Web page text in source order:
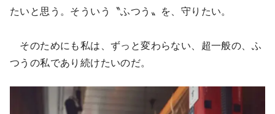
たいと思う。そういう〝ふつう〟を、守りたい。
そのためにも私は、ずっと変わらない、超一般の、ふ
つうの私であり続けたいのだ。